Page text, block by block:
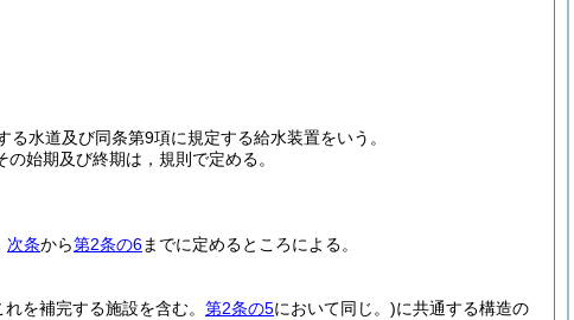
る水道及び同条第9項に規定する給水装置をいう。
始期及び終期は，規則で定める。
次条から第2条の6までに定めるところによる。
れを補完する施設を含む。 第2条の5において同じ。)に共通する構造の